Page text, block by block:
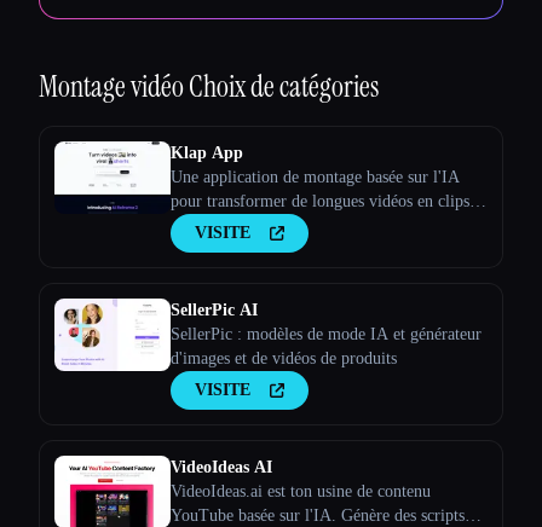
Montage vidéoChoix de catégories
Klap App
Une application de montage basée sur l'IA
pour transformer de longues vidéos en clips
virauxVISITE
SellerPic AI
SellerPic : modèles de mode IA et générateur
d'images et de vidéos de produits
VISITE
VideoIdeas AI
VideoIdeas.ai est ton usine de contenu
YouTube basée sur l'IA. Génère des scripts